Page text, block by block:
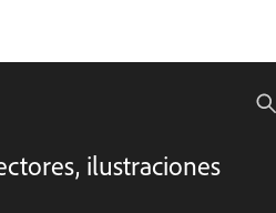
ilustraciones